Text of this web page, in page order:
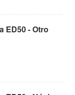
ED50 - Otro